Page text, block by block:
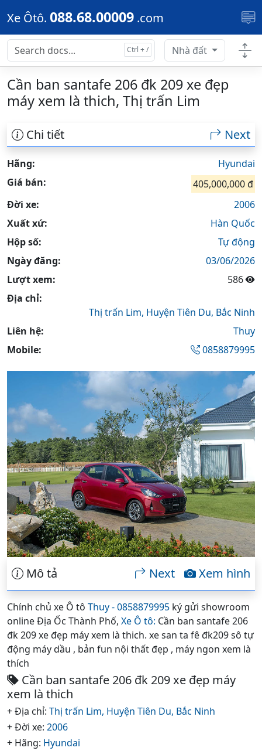
Skip to main content
Xe Ôtô. 088.68.00009 .com
Nhà đất
Cần ban santafe 206 đk 209 xe đẹp
máy xem là thich, Thị trấn Lim
Chi tiết Next
Hãng:
Hyundai
Giá bán:
405,000,000 đ
Đời xe:
2006
Xuất xứ:
Hàn Quốc
Hộp số:
Tự động
Ngày đăng:
03/06/2026
Lượt xem:
586
Địa chỉ:
Thị trấn Lim, Huyện Tiên Du, Bắc Ninh
Liên hệ:
Thuy
Mobile:
0858879995
Mô tả Xem hình
Next
Chính chủ xe Ô tô Thuy - 0858879995 ký gửi showroom
online Địa Ốc Thành Phố, Xe Ô tô: Cần ban santafe 206
đk 209 xe đẹp máy xem là thich. xe san ta fê đk209 sô tự
động máy dầu , bản fun nội thất đẹp , máy ngon xem là
thích
Cần ban santafe 206 đk 209 xe đẹp máy
xem là thich
+ Địa chỉ: Thị trấn Lim, Huyện Tiên Du, Bắc Ninh
+ Đời xe: 2006
+ Hãng: Hyundai